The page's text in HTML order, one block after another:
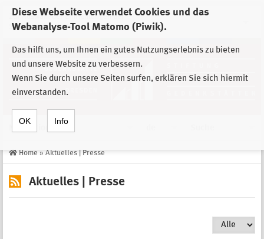
Diese Webseite verwendet Cookies und das
Webanalyse-Tool Matomo (Piwik).
Das hilft uns, um Ihnen ein gutes Nutzungserlebnis zu bieten
und unsere Website zu verbessern.
Wenn Sie durch unsere Seiten surfen, erklären Sie sich hiermit
einverstanden.
OK Info
Zur Auswahl der Einrichtungen der
Stiftung Sächsische Gedenkstätten
Home » Aktuelles | Presse
Aktuelles | Presse